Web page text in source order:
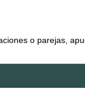
o parejas,